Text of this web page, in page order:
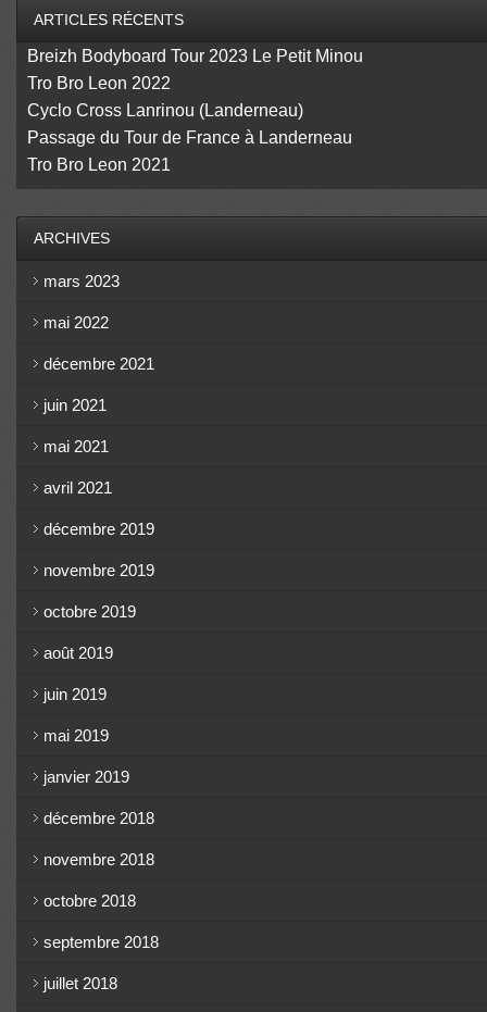
ARTICLES RÉCENTS
Breizh Bodyboard Tour 2023 Le Petit Minou
Tro Bro Leon 2022
Cyclo Cross Lanrinou (Landerneau)
Passage du Tour de France à Landerneau
Tro Bro Leon 2021
ARCHIVES
mars 2023
mai 2022
décembre 2021
juin 2021
mai 2021
avril 2021
décembre 2019
novembre 2019
octobre 2019
août 2019
juin 2019
mai 2019
janvier 2019
décembre 2018
novembre 2018
octobre 2018
septembre 2018
juillet 2018